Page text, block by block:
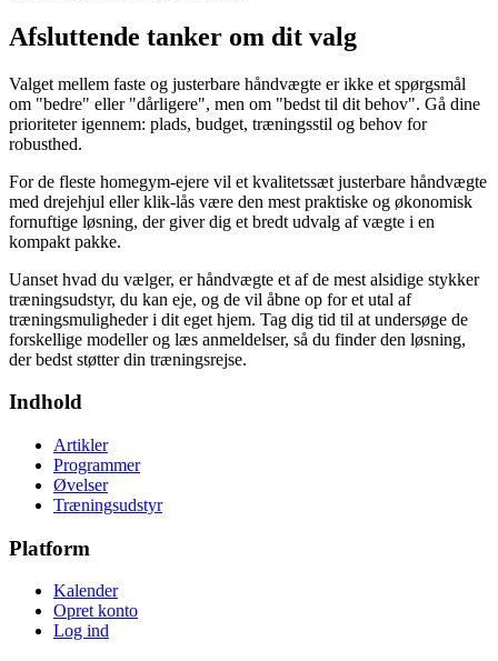
Afsluttende tanker om dit valg
Valget mellem faste og justerbare håndvægte er ikke et spørgsmål
om "bedre" eller "dårligere", men om "bedst til dit behov". Gå dine
prioriteter igennem: plads, budget, træningsstil og behov for
robusthed.
For de fleste homegym-ejere vil et kvalitetssæt justerbare håndvægte
med drejehjul eller klik-lås være den mest praktiske og økonomisk
fornuftige løsning, der giver dig et bredt udvalg af vægte i en
kompakt pakke.
Uanset hvad du vælger, er håndvægte et af de mest alsidige stykker
træningsudstyr, du kan eje, og de vil åbne op for et utal af
træningsmuligheder i dit eget hjem. Tag dig tid til at undersøge de
forskellige modeller og læs anmeldelser, så du finder den løsning,
der bedst støtter din træningsrejse.
Indhold
Artikler
Programmer
Øvelser
Træningsudstyr
Platform
Kalender
Opret konto
Log ind